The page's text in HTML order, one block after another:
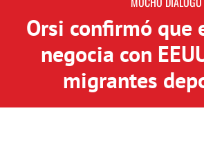
Orsi confirmó que
negocia con
migrantes